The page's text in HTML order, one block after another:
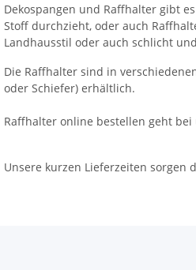
Dekospangen und Raffhalter gibt
Stoff durchzieht, oder auch
Landhausstil oder auch schlicht
Die Raffhalter sind in
oder Schiefer) erhältlich.
Raffhalter online bestellen geht bei
Unsere kurzen Lieferzeiten sorgen